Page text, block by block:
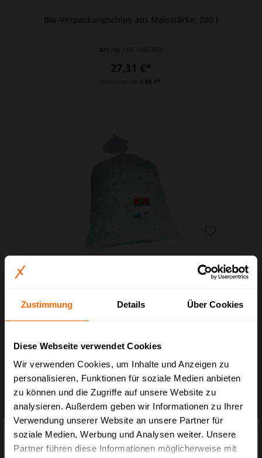
Zustimmung Details Über Cookies
Diese Webseite verwendet Cookies
Wir verwenden Cookies, um Inhalte und Anzeigen zu
personalisieren, Funktionen für soziale Medien anbieten
zu können und die Zugriffe auf unsere Website zu
analysieren. Außerdem geben wir Informationen zu Ihrer
Verwendung unserer Website an unsere Partner für
soziale Medien, Werbung und Analysen weiter. Unsere
Partner führen diese Informationen möglicherweise mit
Bio-Verpackungschips aus Maisstärke, 200 l
Art.-Nr.:
27,31 €*
2,88 €*
Bio-Verpackungschips aus Maisstärke, 15 l
Art.-Nr.:BX.1583-001
Verpackungschips - optimale
Schutzeigenschaften und flexibler
Privatkunden können Preise mit MwSt. (brutto) und Geschäftskunden Preise